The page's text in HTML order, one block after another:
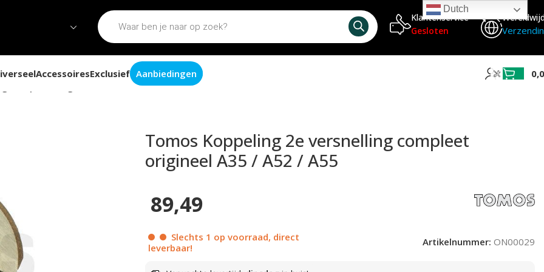
Klantenservice
Gesloten
AccessoiresExclusief Aanbiedingen
compleet origineel A35 / A52 / A55
Tomos Koppeling 2e versnelling compleet
origineel A35 / A52 / A55
89,49
Slechts 1 op voorraad, direct
leverbaar!
Artikelnummer: ON00029
Dutch